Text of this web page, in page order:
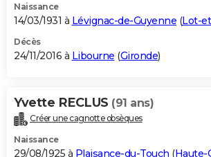
Naissance
14/03/1931 à Lévignac-de-Guyenne (Lot-
Décès
24/11/2016 à Libourne (Gironde)
Yvette RECLUS (91 ans)
Créer une cagnotte obsèques
Naissance
29/08/1925 à Plaisance-du-Touch (Haute-